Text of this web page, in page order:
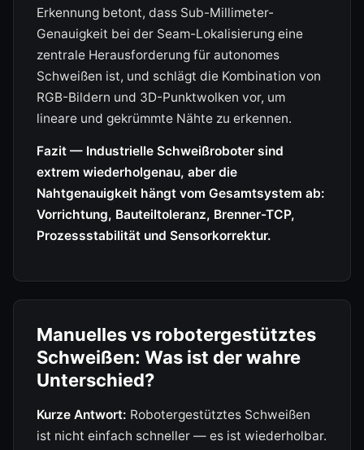
Erkennung betont, dass Sub-Millimeter-
Genauigkeit bei der Seam-Lokalisierung eine
zentrale Herausforderung für autonomes
Schweißen ist, und schlägt die Kombination von
RGB-Bildern und 3D-Punktwolken vor, um
lineare und gekrümmte Nähte zu erkennen.
Fazit — Industrielle Schweißroboter sind
extrem wiederholgenau, aber die
Nahtgenauigkeit hängt vom Gesamtsystem ab:
Vorrichtung, Bauteiltoleranz, Brenner-TCP,
Prozessstabilität und Sensorkorrektur.
Manuelles vs robotergestütztes
Schweißen: Was ist der wahre
Unterschied?
Kurze Antwort: Robotergestütztes Schweißen
ist nicht einfach schneller — es ist wiederholbar.